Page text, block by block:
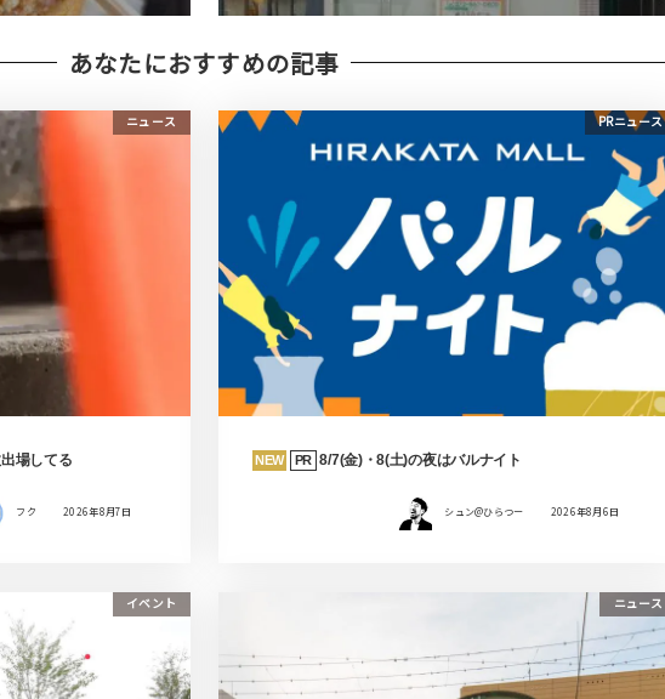
あなたにおすすめの記事
ニュース
場してる
フク 2026年8月7日
PRニュース
NEW PR 8/7(金)・8(土)の夜はバルナイト
シュン@ひらつー 2026年8月6日
イベント ニュース